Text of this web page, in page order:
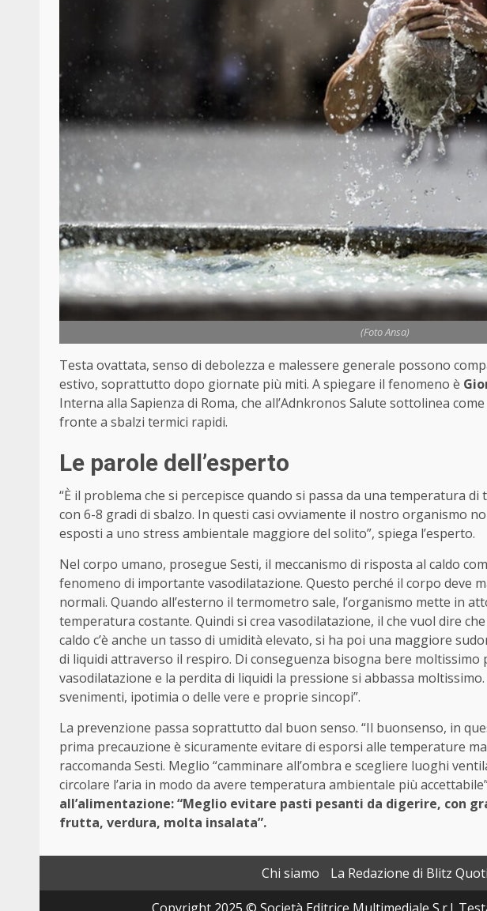
(Foto Ansa)
Testa ovattata, senso di debolezza e malessere generale possono
estivo, soprattutto dopo giornate più miti. A spiegare il fenomeno è
Interna alla Sapienza di Roma, che all’Adnkronos Salute sottolinea
fronte a sbalzi termici rapidi.
Le parole dell’esperto
“È il problema che si percepisce quando si passa da una temperatura
con 6-8 gradi di sbalzo. In questi casi ovviamente il nostro organismo
esposti a uno stress ambientale maggiore del solito”, spiega l’esperto.
Nel corpo umano, prosegue Sesti, il meccanismo di risposta al caldo
fenomeno di importante vasodilatazione. Questo perché il corpo deve
normali. Quando all’esterno il termometro sale, l’organismo mette in
temperatura costante. Quindi si crea vasodilatazione, il che vuol dire
caldo c’è anche un tasso di umidità elevato, si ha poi una maggiore
di liquidi attraverso il respiro. Di conseguenza bisogna bere
vasodilatazione e la perdita di liquidi la pressione si abbassa
svenimenti, ipotimia o delle vere e proprie sincopi”.
La prevenzione passa soprattutto dal buon senso. “Il buonsenso, in
prima precauzione è sicuramente evitare di esporsi alle temperature
raccomanda Sesti. Meglio “camminare all’ombra e scegliere luoghi
circolare l’aria in modo da avere temperatura ambientale più
all’alimentazione: “Meglio evitare pasti pesanti da digerire, con
frutta, verdura, molta insalata”.
Chi siamo La Redazione di Blitz